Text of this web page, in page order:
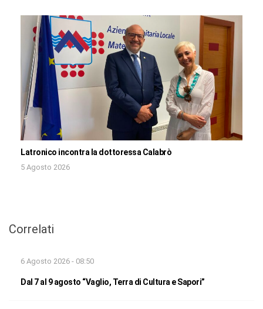
Latronico incontra la dottoressa Calabrò
5 Agosto 2026
Correlati
6 Agosto 2026 - 08:50
Dal 7 al 9 agosto “Vaglio, Terra di Cultura e Sapori”